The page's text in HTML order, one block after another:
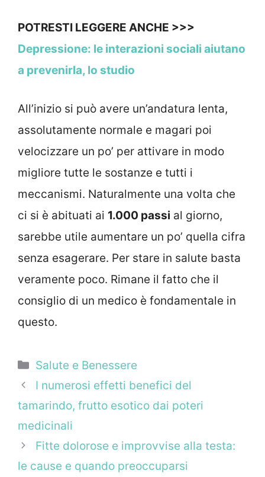
POTRESTI LEGGERE ANCHE >>>
Depressione: le interazioni sociali aiutano
a prevenirla, lo studio
All’inizio si può avere un’andatura lenta,
assolutamente normale e magari poi
velocizzare un po’ per attivare in modo
migliore tutte le sostanze e tutti i
meccanismi. Naturalmente una volta che
ci si è abituati ai 1.000 passi al giorno,
sarebbe utile aumentare un po’ quella cifra
senza esagerare. Per stare in salute basta
veramente poco. Rimane il fatto che il
consiglio di un medico è fondamentale in
questo.
Categorie
Salute e Benessere
I numerosi effetti benefici del
tamarindo, frutto esotico dai poteri
medicinali
Fitte dolorose e improvvise alla testa:
le cause e quando preoccuparsi